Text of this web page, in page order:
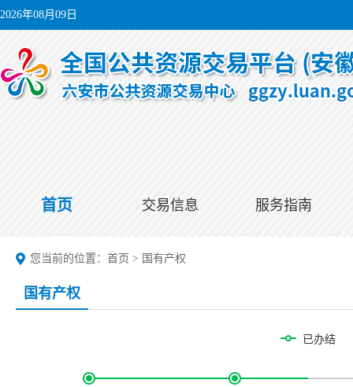
2026年08月09日
首页 交易信息 服务指南
您当前的位置： 首页 > 国有产权
国有产权
已办结